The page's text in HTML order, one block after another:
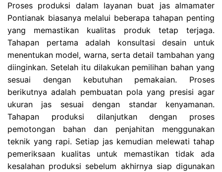
Proses produksi dalam layanan buat jas almamater
Pontianak biasanya melalui beberapa tahapan penting
yang memastikan kualitas produk tetap terjaga.
Tahapan pertama adalah konsultasi desain untuk
menentukan model, warna, serta detail tambahan yang
diinginkan. Setelah itu dilakukan pemilihan bahan yang
sesuai dengan kebutuhan pemakaian. Proses
berikutnya adalah pembuatan pola yang presisi agar
ukuran jas sesuai dengan standar kenyamanan.
Tahapan produksi dilanjutkan dengan proses
pemotongan bahan dan penjahitan menggunakan
teknik yang rapi. Setiap jas kemudian melewati tahap
pemeriksaan kualitas untuk memastikan tidak ada
kesalahan produksi sebelum akhirnya siap digunakan